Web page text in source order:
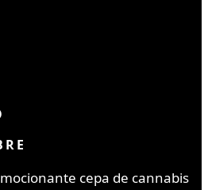
cepa de cannabis